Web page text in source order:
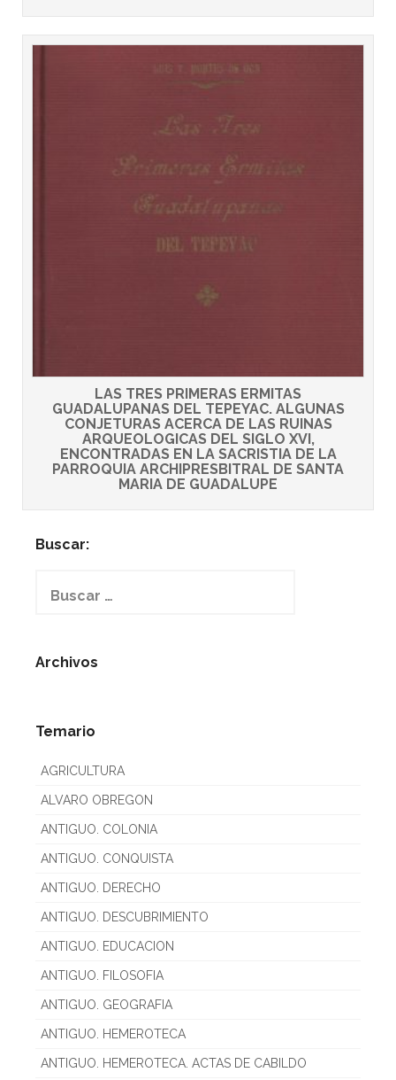
LAS TRES PRIMERAS ERMITAS
GUADALUPANAS DEL TEPEYAC. ALGUNAS
CONJETURAS ACERCA DE LAS RUINAS
ARQUEOLOGICAS DEL SIGLO XVI,
ENCONTRADAS EN LA SACRISTIA DE LA
PARROQUIA ARCHIPRESBITRAL DE SANTA
MARIA DE GUADALUPE
Buscar:
Archivos
Temario
AGRICULTURA
ALVARO OBREGON
ANTIGUO. COLONIA
ANTIGUO. CONQUISTA
ANTIGUO. DERECHO
ANTIGUO. DESCUBRIMIENTO
ANTIGUO. EDUCACION
ANTIGUO. FILOSOFIA
ANTIGUO. GEOGRAFIA
ANTIGUO. HEMEROTECA
ANTIGUO. HEMEROTECA. ACTAS DE CABILDO